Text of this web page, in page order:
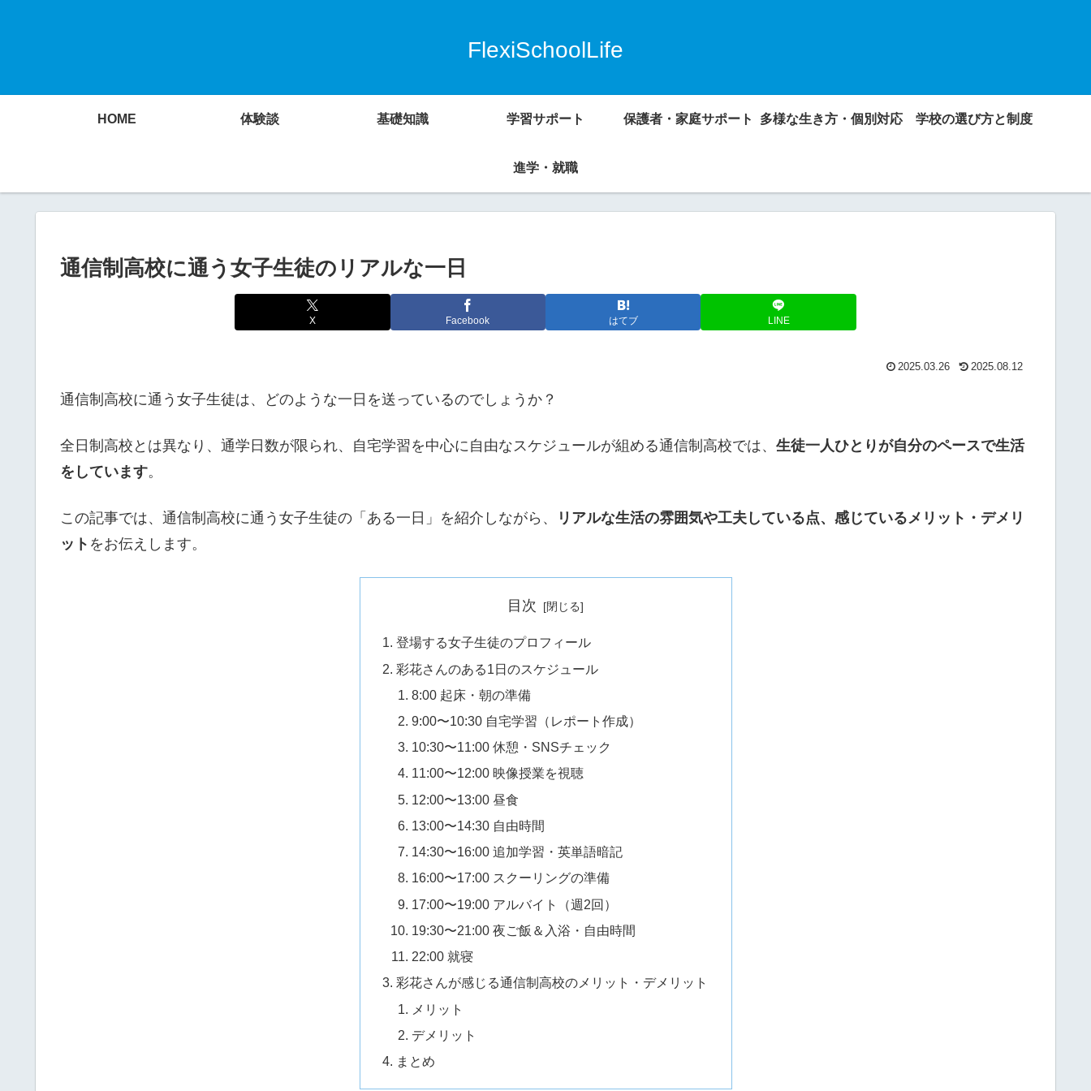
FlexiSchoolLife
HOME 体験談 基礎知識 学習サポート 保護者・家庭サポート 多様な生き方・個別対応 学校の選び方と制度
進学・就職
通信制高校に通う女子生徒のリアルな一日
X Facebook はてブ LINE
2025.03.26 2025.08.12
通信制高校に通う女子生徒は、どのような一日を送っているのでしょうか？
全日制高校とは異なり、通学日数が限られ、自宅学習を中心に自由なスケジュールが組める通信制高校では、 生徒一人ひとりが自分のペースで生活
をしています。
この記事では、通信制高校に通う女子生徒の「ある一日」を紹介しながら、
リアルな生活の雰囲気や工夫している点、感じているメリット・デメリ
ット をお伝えします。
目次
登場する女子生徒のプロフィール
彩花さんのある1日のスケジュール
8:00 起床・朝の準備
9:00〜10:30 自宅学習（レポート作成）
10:30〜11:00 休憩・SNSチェック
11:00〜12:00 映像授業を視聴
12:00〜13:00 昼食
13:00〜14:30 自由時間
14:30〜16:00 追加学習・英単語暗記
16:00〜17:00 スクーリングの準備
17:00〜19:00 アルバイト（週2回）
19:30〜21:00 夜ご飯＆入浴・自由時間
22:00 就寝
彩花さんが感じる通信制高校のメリット・デメリット
メリット
デメリット
まとめ